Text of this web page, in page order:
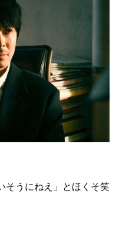
そうにねえ」とほくそ笑